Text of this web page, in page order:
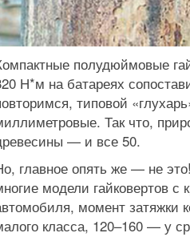
полудюймовые
Н*м на батареях
типовой
Так что,
— и все 50.
главное опять же — не
модели гайковертов
момент затяжки
класса, 120–160 — у